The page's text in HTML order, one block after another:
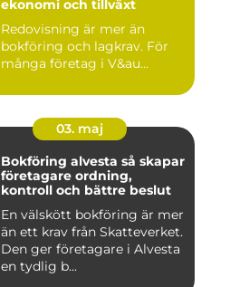
ekonomi och tillväxt
Redovisning är mer än
bokföring och lagkrav. För
många företag i V&au...
03. maj
Bokföring alvesta så skapar
företagare ordning,
kontroll och bättre beslut
En välskött bokföring är mer
än ett krav från Skatteverket.
Den ger företagare i Alvesta
en tydlig b...